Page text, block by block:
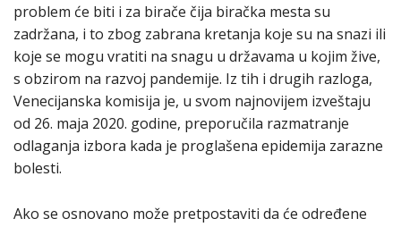
problem će biti i za birače čija biračka mesta su
zadržana, i to zbog zabrana kretanja koje su na snazi ili
koje se mogu vratiti na snagu u državama u kojim žive,
s obzirom na razvoj pandemije. Iz tih i drugih razloga,
Venecijanska komisija je, u svom najnovijem izveštaju
od 26. maja 2020. godine, preporučila razmatranje
odlaganja izbora kada je proglašena epidemija zarazne
bolesti.
Ako se osnovano može pretpostaviti da će određene